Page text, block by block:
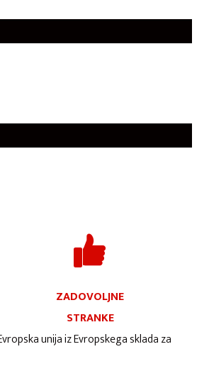
ZADOVOLJNE
STRANKE
unija iz Evropskega sklada za